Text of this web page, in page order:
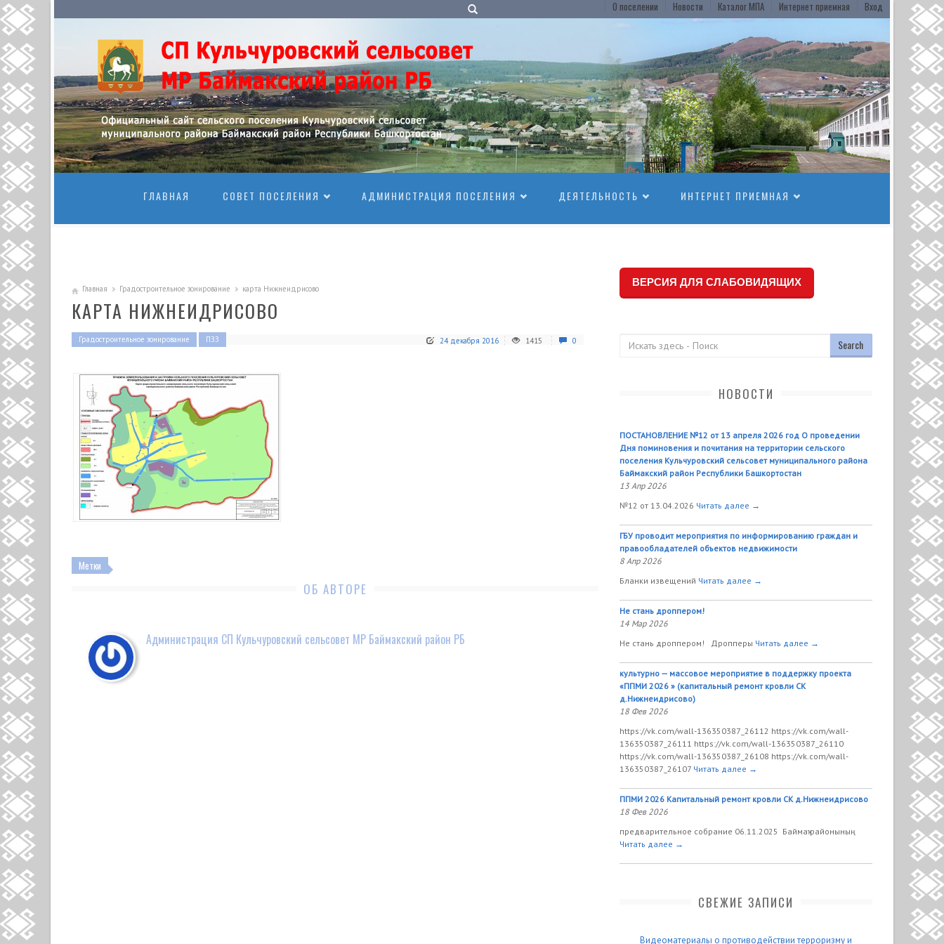
О поселении Новости Каталог МПА Интернет приемная Вход
ГЛАВНАЯ
СОВЕТ ПОСЕЛЕНИЯ АДМИНИСТРАЦИЯ ПОСЕЛЕНИЯ ДЕЯТЕЛЬНОСТЬ ИНТЕРНЕТ ПРИЕМНАЯ
Главная Градостроительное зонирование карта Нижнеидрисово
КАРТА НИЖНЕИДРИСОВО
Градостроительное зонирование ПЗЗ 24 декабря 2016 1415 0
Метки
ОБ АВТОРЕ
Администрация СП Кульчуровский сельсовет МР Баймакский район РБ
ВЕРСИЯ ДЛЯ СЛАБОВИДЯЩИХ
НОВОСТИ
ПОСТАНОВЛЕНИЕ №12 от 13 апреля 2026 год О проведении
Дня поминовения и почитания на территории сельского
поселения Кульчуровский сельсовет муниципального района
Баймакский район Республики Башкортостан
13 Апр 2026
№12 от 13.04.2026 Читать далее →
ГБУ проводит мероприятия по информированию граждан и
правообладателей объектов недвижимости
8 Апр 2026
Бланки извещений Читать далее →
Не стань дроппером!
14 Мар 2026
Не стань дроппером! Дропперы Читать далее →
культурно — массовое мероприятие в поддержку проекта
«ППМИ 2026 » (капитальный ремонт кровли СК
д.Нижнеидрисово)
18 Фев 2026
https://vk.com/wall-136350387_26112 https://vk.com/wall-
136350387_26111 https://vk.com/wall-136350387_26110
https://vk.com/wall-136350387_26108 https://vk.com/wall-
136350387_26107 Читать далее →
ППМИ 2026 Капитальный ремонт кровли СК д.Нижнеидрисово
18 Фев 2026
предварительное собрание 06.11.2025 Баймаҡ районының
Читать далее →
СВЕЖИЕ ЗАПИСИ
Видеоматериалы о противодействии терроризму и